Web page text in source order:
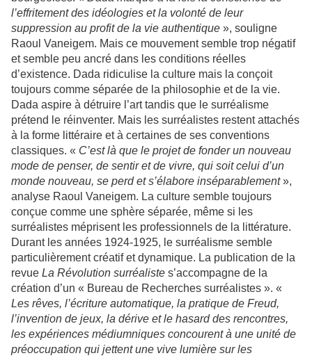
l’effritement des idéologies et la volonté de leur
suppression au profit de la vie authentique », souligne
Raoul Vaneigem. Mais ce mouvement semble trop négatif
et semble peu ancré dans les conditions réelles
d’existence. Dada ridiculise la culture mais la conçoit
toujours comme séparée de la philosophie et de la vie.
Dada aspire à détruire l’art tandis que le surréalisme
prétend le réinventer. Mais les surréalistes restent attachés
à la forme littéraire et à certaines de ses conventions
classiques. « C’est là que le projet de fonder un nouveau
mode de penser, de sentir et de vivre, qui soit celui d’un
monde nouveau, se perd et s’élabore inséparablement»,
analyse Raoul Vaneigem. La culture semble toujours
conçue comme une sphère séparée, même si les
surréalistes méprisent les professionnels de la littérature.
Durant les années 1924-1925, le surréalisme semble
particulièrement créatif et dynamique. La publication de la
revue La Révolution surréaliste s’accompagne de la
création d’un « Bureau de Recherches surréalistes ». «
Les rêves, l’écriture automatique, la pratique de Freud,
l’invention de jeux, la dérive et le hasard des rencontres,
les expériences médiumniques concourent à une unité de
préoccupation qui jettent une vive lumière sur les